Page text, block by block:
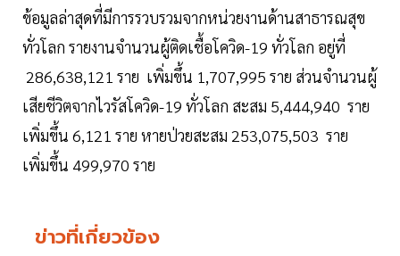
ข้อมูลล่าสุดที่มีการรวบรวมจากหน่วยงานด้านสาธารณสุข
ทั่วโลก รายงานจำนวนผู้ติดเชื้อโควิด-19 ทั่วโลก อยู่ที่
286,638,121 ราย เพิ่มขึ้น 1,707,995 ราย ส่วนจำนวนผู้
เสียชีวิตจากไวรัสโควิด-19 ทั่วโลก สะสม 5,444,940 ราย
เพิ่มขึ้น 6,121 ราย หายป่วยสะสม 253,075,503 ราย
เพิ่มขึ้น 499,970 ราย
ข่าวที่เกี่ยวข้อง